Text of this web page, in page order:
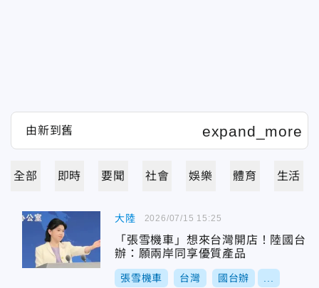
全部 即時 要聞 社會 娛樂 體育 生活
大陸
「張雪機車」想來台灣開店！陸國台
辦：願兩岸同享優質產品
張雪機車 台灣 國台辦
2026/07/15 15:25